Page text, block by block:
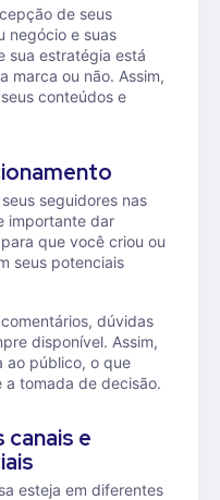
de seus
negócio e suas
sua estratégia está
marca ou não. Assim,
conteúdos e
seguidores nas
importante dar
que você criou ou
seus potenciais
dúvidas
disponível. Assim,
ao público, o que
tomada de decisão.
e
esteja em diferentes